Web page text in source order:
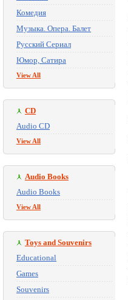
Комедия
Музыка. Опера. Балет
Русский Сериал
Юмор, Сатира
View All
CD
Audio CD
View All
Audio Books
Audio Books
View All
Toys and Souvenirs
Educational
Games
Souvenirs